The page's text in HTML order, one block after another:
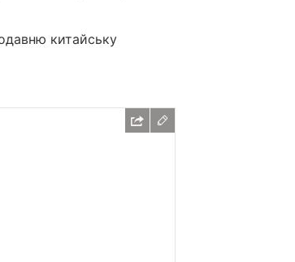
китайську